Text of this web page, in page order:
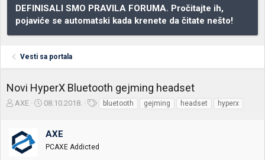
DEFINISALI SMO PRAVILA FORUMA. Pročitajte ih,
pojaviće se automatski kada krenete da čitate nešto!
Vesti sa portala
Novi HyperX Bluetooth gejming headset
Z
e
t
AXE
D
u
m
08.10.2018.
k
bluetooth gejming headset hyperx
AXE
PCAXE Addicted